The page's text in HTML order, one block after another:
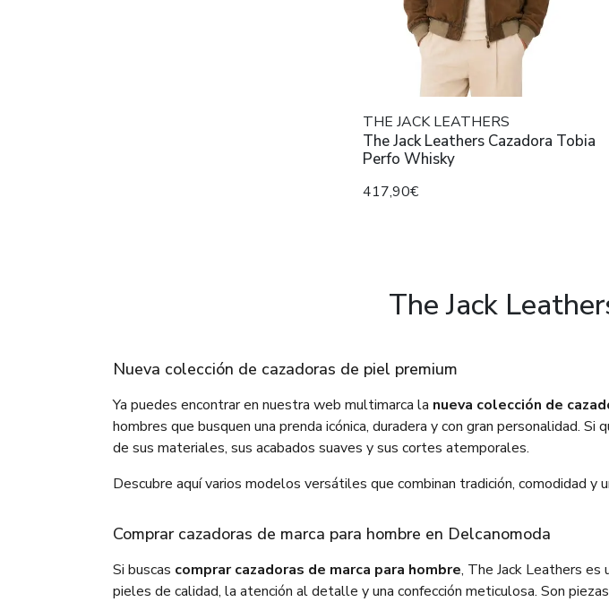
THE JACK LEATHERS
The Jack Leathers Cazadora Tobia
Perfo Whisky
417,90€
The Jack
Nueva colección de cazadoras de piel premium
Ya puedes encontrar en nuestra web multimarca la nueva colección de
hombres que busquen una prenda icónica, duradera y con gran personalidad.
de sus materiales, sus acabados suaves y sus cortes atemporales.
Descubre aquí varios modelos versátiles que combinan tradición, comodidad y
Comprar cazadoras de marca para hombre en Delcanomoda
Si buscas comprar cazadoras de marca para hombre, The Jack Leathers es
pieles de calidad, la atención al detalle y una confección meticulosa. Son